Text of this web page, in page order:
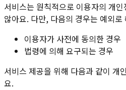
서비스는 원칙적으로 이용자의 개
않아요. 다만, 다음의 경우는 예외로
이용자가 사전에 동의한 경우
법령에 의해 요구되는 경우
서비스 제공을 위해 다음과 같이 개
요.